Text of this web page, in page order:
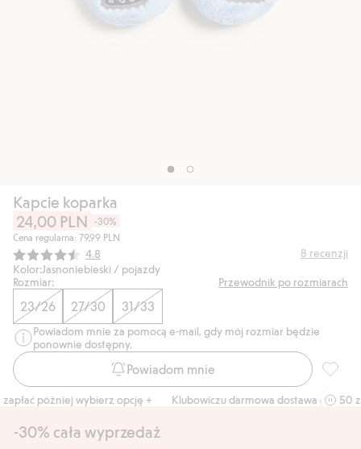
Kapcie koparka
24,00 PLN
-30%
Cena regularna: 79,99 PLN
Średnia ocena:
4.8 8 recenzji
Kolor:Jasnoniebieski / pojazdy
Rozmiar:
Przewodnik po rozmiarach
23/26 27/30 31/33
Powiadom mnie za pomocą e-mail, gdy mój rozmiar będzie
ponownie dostępny.
Powiadom mnie
później wybierz opcję + Klubowiczu darmowa dostawa od 150 zł
-30% cała wyprzedaż